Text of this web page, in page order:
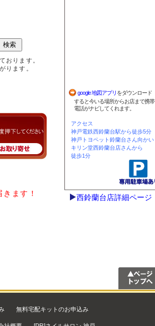
おります。
ります。
ます！
google 地図アプリ をダウンロード
すると今いる場所からお店まで携帯
電話がナビしてくれます。
アクセス
神戸電鉄西鈴蘭台駅から徒歩5分
神戸トヨペット鈴蘭台さん向かい
キリン堂西鈴蘭台店さんから
徒歩1分
西鈴蘭台店詳細ページ
無料宅配キットのお申込み